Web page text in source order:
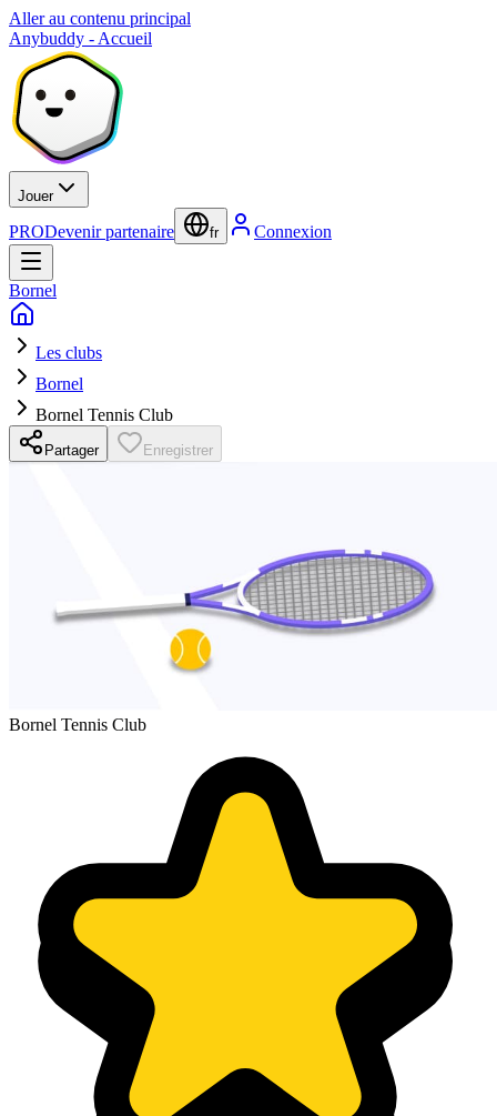
Aller au contenu principal
Anybuddy - Accueil
Jouer
PRODevenir partenaire fr Connexion
Bornel
Les clubs
Bornel
Bornel Tennis Club
Partager Enregistrer
Bornel Tennis Club